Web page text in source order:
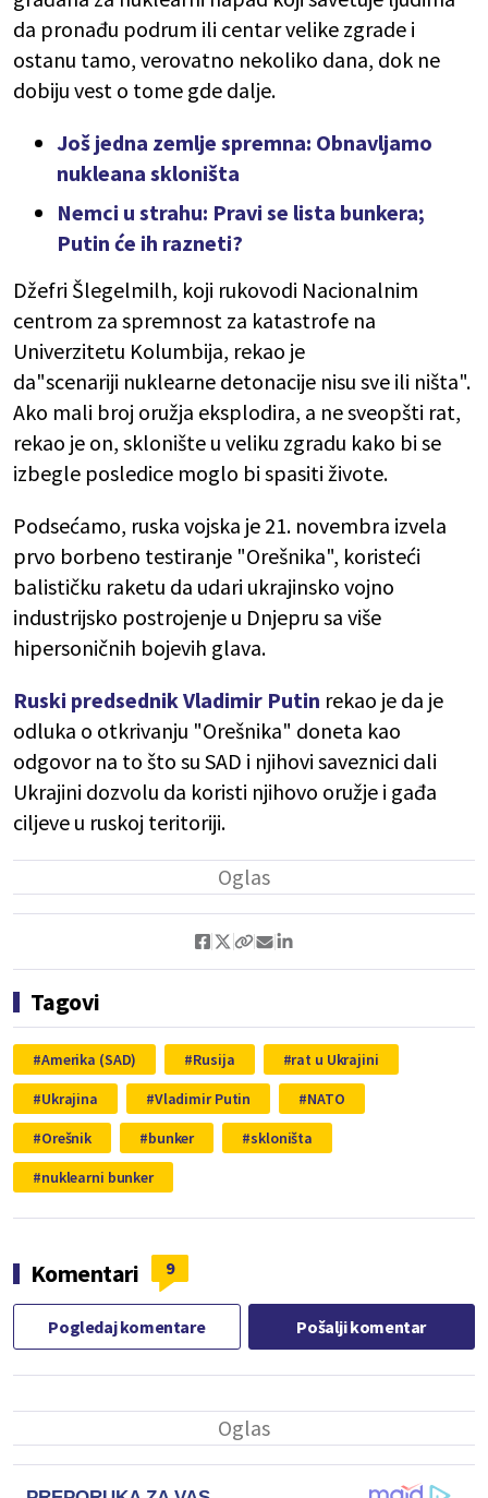
da pronađu podrum ili centar velike zgrade i
ostanu tamo, verovatno nekoliko dana, dok ne
dobiju vest o tome gde dalje.
Još jedna zemlje spremna: Obnavljamo
nukleana skloništa
Nemci u strahu: Pravi se lista bunkera;
Putin će ih razneti?
Džefri Šlegelmilh, koji rukovodi Nacionalnim
centrom za spremnost za katastrofe na
Univerzitetu Kolumbija, rekao je
da"scenariji nuklearne detonacije nisu sve ili ništa".
Ako mali broj oružja eksplodira, a ne sveopšti rat,
rekao je on, sklonište u veliku zgradu kako bi se
izbegle posledice moglo bi spasiti živote.
Podsećamo, ruska vojska je 21. novembra izvela
prvo borbeno testiranje "Orešnika", koristeći
balističku raketu da udari ukrajinsko vojno
industrijsko postrojenje u Dnjepru sa više
hipersoničnih bojevih glava.
Ruski predsednik Vladimir Putin rekao je da je
odluka o otkrivanju "Orešnika" doneta kao
odgovor na to što su SAD i njihovi saveznici dali
Ukrajini dozvolu da koristi njihovo oružje i gađa
ciljeve u ruskoj teritoriji.
Tagovi
Amerika (SAD) Rusija
rat u Ukrajini
Ukrajina
Vladimir Putin
NATO
Orešnik
bunker
skloništa
nuklearni bunker
Komentari 9
Pogledaj komentare Pošalji komentar